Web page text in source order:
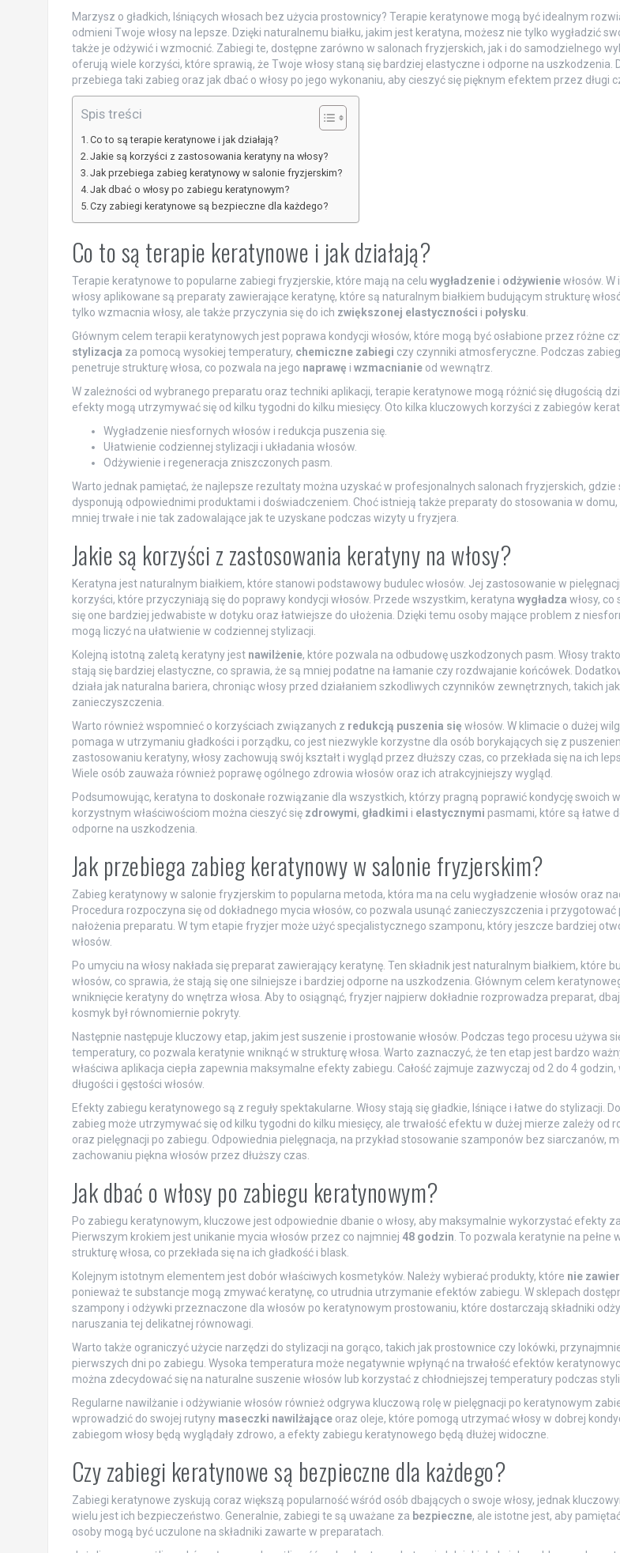
Marzysz o gładkich, lśniących włosach bez użycia prostownicy? Terapie keratynowe mogą być idealnym
odmieni Twoje włosy na lepsze. Dzięki naturalnemu białku, jakim jest keratyna, możesz nie tylko wygładzić
także je odżywić i wzmocnić. Zabiegi te, dostępne zarówno w salonach fryzjerskich, jak i do samodzielnego
oferują wiele korzyści, które sprawią, że Twoje włosy staną się bardziej elastyczne i odporne na uszkodzenia.
przebiega taki zabieg oraz jak dbać o włosy po jego wykonaniu, aby cieszyć się pięknym efektem przez długi
Spis treści
Co to są terapie keratynowe i jak działają?
Jakie są korzyści z zastosowania keratyny na włosy?
Jak przebiega zabieg keratynowy w salonie fryzjerskim?
Jak dbać o włosy po zabiegu keratynowym?
Czy zabiegi keratynowe są bezpieczne dla każdego?
Co to są terapie keratynowe i jak działają?
Terapie keratynowe to popularne zabiegi fryzjerskie, które mają na celu wygładzeniei odżywieniewłosów. W
włosy aplikowane są preparaty zawierające keratynę, które są naturalnym białkiem budującym strukturę
tylko wzmacnia włosy, ale także przyczynia się do ich zwiększonej elastyczności i połysku
Głównym celem terapii keratynowych jest poprawa kondycji włosów, które mogą być osłabione przez różne
stylizacja za pomocą wysokiej temperatury, chemiczne zabiegi czy czynniki atmosferyczne. Podczas
penetruje strukturę włosa, co pozwala na jego naprawę i wzmacnianieod wewnątrz.
W zależności od wybranego preparatu oraz techniki aplikacji, terapie keratynowe mogą różnić się długością
efekty mogą utrzymywać się od kilku tygodni do kilku miesięcy. Oto kilka kluczowych korzyści z zabiegów
Wygładzenie niesfornych włosów i redukcja puszenia się.
Ułatwienie codziennej stylizacji i układania włosów.
Odżywienie i regeneracja zniszczonych pasm.
Warto jednak pamiętać, że najlepsze rezultaty można uzyskać w profesjonalnych salonach fryzjerskich, gdzie
dysponują odpowiednimi produktami i doświadczeniem. Choć istnieją także preparaty do stosowania w
mniej trwałe i nie tak zadowalające jak te uzyskane podczas wizyty u fryzjera.
Jakie są korzyści z zastosowania keratyny na włosy?
Keratyna jest naturalnym białkiem, które stanowi podstawowy budulec włosów. Jej zastosowanie w
korzyści, które przyczyniają się do poprawy kondycji włosów. Przede wszystkim, keratyna wygładza włosy, co
się one bardziej jedwabiste w dotyku oraz łatwiejsze do ułożenia. Dzięki temu osoby mające problem z
mogą liczyć na ułatwienie w codziennej stylizacji.
Kolejną istotną zaletą keratyny jest nawilżenie, które pozwala na odbudowę uszkodzonych pasm. Włosy
stają się bardziej elastyczne, co sprawia, że są mniej podatne na łamanie czy rozdwajanie końcówek.
działa jak naturalna bariera, chroniąc włosy przed działaniem szkodliwych czynników zewnętrznych, takich
zanieczyszczenia.
Warto również wspomnieć o korzyściach związanych z redukcją puszenia się włosów. W klimacie o dużej
pomaga w utrzymaniu gładkości i porządku, co jest niezwykle korzystne dla osób borykających się z
zastosowaniu keratyny, włosy zachowują swój kształt i wygląd przez dłuższy czas, co przekłada się na ich
Wiele osób zauważa również poprawę ogólnego zdrowia włosów oraz ich atrakcyjniejszy wygląd.
Podsumowując, keratyna to doskonałe rozwiązanie dla wszystkich, którzy pragną poprawić kondycję swoich
korzystnym właściwościom można cieszyć się zdrowymi, gładkimi i elastycznymi pasmami, które są łatwe
odporne na uszkodzenia.
Jak przebiega zabieg keratynowy w salonie fryzjerskim?
Zabieg keratynowy w salonie fryzjerskim to popularna metoda, która ma na celu wygładzenie włosów oraz
Procedura rozpoczyna się od dokładnego mycia włosów, co pozwala usunąć zanieczyszczenia i przygotować
nałożenia preparatu. W tym etapie fryzjer może użyć specjalistycznego szamponu, który jeszcze bardziej
włosów.
Po umyciu na włosy nakłada się preparat zawierający keratynę. Ten składnik jest naturalnym białkiem, które
włosów, co sprawia, że stają się one silniejsze i bardziej odporne na uszkodzenia. Głównym celem
wniknięcie keratyny do wnętrza włosa. Aby to osiągnąć, fryzjer najpierw dokładnie rozprowadza preparat,
kosmyk był równomiernie pokryty.
Następnie następuje kluczowy etap, jakim jest suszenie i prostowanie włosów. Podczas tego procesu używa
temperatury, co pozwala keratynie wniknąć w strukturę włosa. Warto zaznaczyć, że ten etap jest bardzo
właściwa aplikacja ciepła zapewnia maksymalne efekty zabiegu. Całość zajmuje zazwyczaj od 2 do 4 godzin,
długości i gęstości włosów.
Efekty zabiegu keratynowego są z reguły spektakularne. Włosy stają się gładkie, lśniące i łatwe do stylizacji.
zabieg może utrzymywać się od kilku tygodni do kilku miesięcy, ale trwałość efektu w dużej mierze zależy od
oraz pielęgnacji po zabiegu. Odpowiednia pielęgnacja, na przykład stosowanie szamponów bez siarczanów,
zachowaniu piękna włosów przez dłuższy czas.
Jak dbać o włosy po zabiegu keratynowym?
Po zabiegu keratynowym, kluczowe jest odpowiednie dbanie o włosy, aby maksymalnie wykorzystać efekty
Pierwszym krokiem jest unikanie mycia włosów przez co najmniej 48 godzin . To pozwala keratynie na pełne
strukturę włosa, co przekłada się na ich gładkość i blask.
Kolejnym istotnym elementem jest dobór właściwych kosmetyków. Należy wybierać produkty, które nie
ponieważ te substancje mogą zmywać keratynę, co utrudnia utrzymanie efektów zabiegu. W sklepach
szampony i odżywki przeznaczone dla włosów po keratynowym prostowaniu, które dostarczają składniki
naruszania tej delikatnej równowagi.
Warto także ograniczyć użycie narzędzi do stylizacji na gorąco, takich jak prostownice czy lokówki,
pierwszych dni po zabiegu. Wysoka temperatura może negatywnie wpłynąć na trwałość efektów
można zdecydować się na naturalne suszenie włosów lub korzystać z chłodniejszej temperatury podczas
Regularne nawilżanie i odżywianie włosów również odgrywa kluczową rolę w pielęgnacji po keratynowym
wprowadzić do swojej rutyny maseczki nawilżająceoraz oleje, które pomogą utrzymać włosy w dobrej
zabiegom włosy będą wyglądały zdrowo, a efekty zabiegu keratynowego będą dłużej widoczne.
Czy zabiegi keratynowe są bezpieczne dla każdego?
Zabiegi keratynowe zyskują coraz większą popularność wśród osób dbających o swoje włosy, jednak
wielu jest ich bezpieczeństwo. Generalnie, zabiegi te są uważane za bezpieczne, ale istotne jest, aby
osoby mogą być uczulone na składniki zawarte w preparatach.